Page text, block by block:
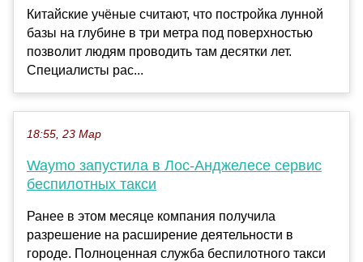
Китайские учёные считают, что постройка лунной
базы на глубине в три метра под поверхностью
позволит людям проводить там десятки лет.
Специалисты рас...
18:55, 23 Мар
Waymo запустила в Лос-Анджелесе сервис
беспилотных такси
Ранее в этом месяце компания получила
разрешение на расширение деятельности в
городе. Полноценная служба беспилотного такси